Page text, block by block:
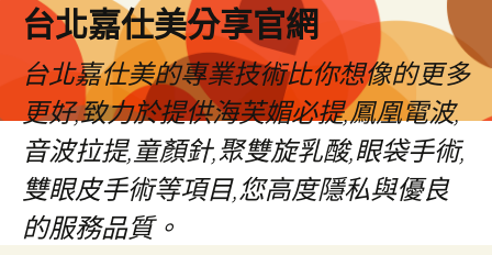
內
台北嘉仕美分享官網
台北嘉仕美的專業技術比你想像的更多
更好,致力於提供海芙媚必提,鳳凰電波,
音波拉提,童顏針,聚雙旋乳酸,眼袋手術,
雙眼皮手術等項目,您高度隱私與優良
的服務品質。